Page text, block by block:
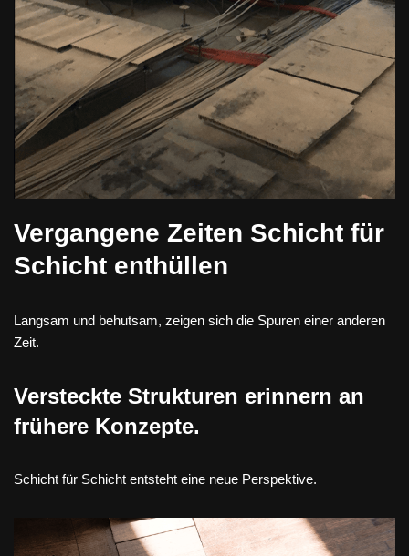
Vergangene Zeiten Schicht für
Schicht enthüllen
Langsam und behutsam, zeigen sich die Spuren einer anderen
Zeit.
Versteckte Strukturen erinnern an
frühere Konzepte.
Schicht für Schicht entsteht eine neue Perspektive.